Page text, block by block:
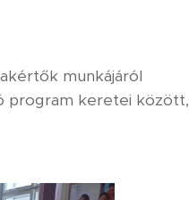
munkájáról
program keretei között,